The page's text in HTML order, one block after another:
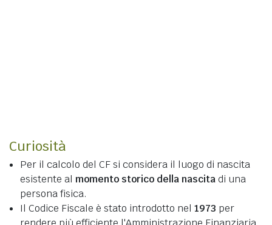
Curiosità
Per il calcolo del CF si considera il luogo di nascita
esistente al momento storico della nascitadi una
persona fisica.
Il Codice Fiscale è stato introdotto nel 1973 per